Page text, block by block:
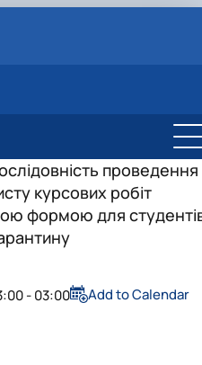
проведення
курсових робіт
формою для
- 03:00 Add to Calendar